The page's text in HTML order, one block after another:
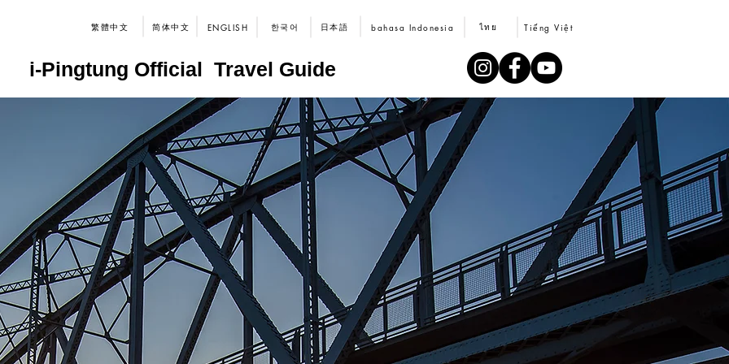
繁體中文 ENGLISH 한국어
简体中文 日本語 bahasa Indonesia ไทย Tiếng Việt
i-Pingtung Official Travel Guide